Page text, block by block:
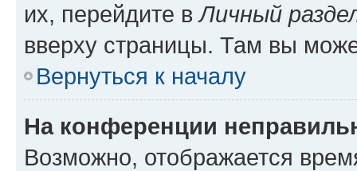
их, перейдите вЛичный
вверху страницы. Там вы
Вернуться к началу
На конференции
Возможно, отображается